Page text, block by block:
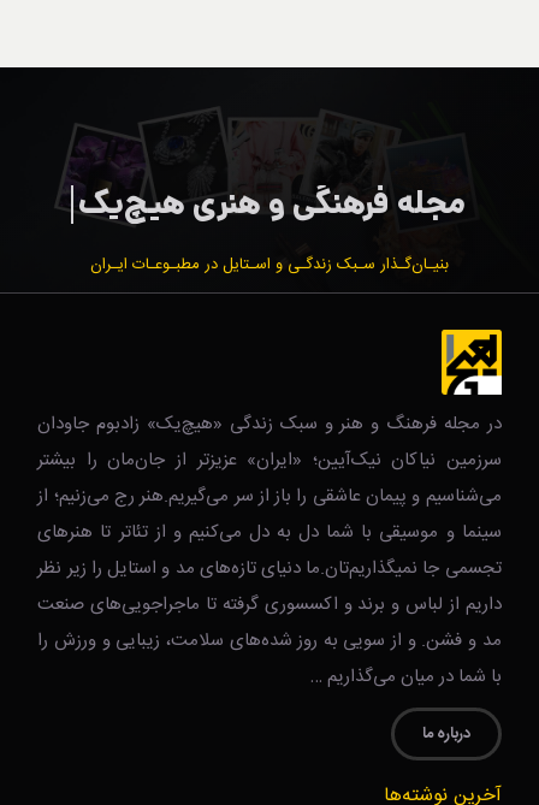
بنیـان‌گـذار سـبک زندگـی و اسـتایل در مطبـوعـات ایـران
در مجله فرهنگ و هنر و سبک زندگی‌ «هیچ‌یک» زادبوم جاودان
سرزمین نیاکان نیک‌‌‌آیین؛ «ایران» عزیزتر از جان‌مان را بیشتر
می‌شناسیم و پیمان عاشقی را باز از سر می‌گیریم.هنر رج می‌زنیم؛ از
سینما و موسیقی با شما دل به دل می‌کنیم و از تئاتر تا هنرهای
تجسمی جا نمیگذاریم‌تان.ما دنیای تازه‌های مد و استایل را زیر نظر
داریم از لباس و برند و اکسسوری گرفته تا ماجراجویی‌های صنعت
مد و فشن. و از سویی به روز شده‌های سلامت، زیبایی و ورزش را
با شما در میان می‌گذاریم …
درباره ما
آخرین نوشته‌ها